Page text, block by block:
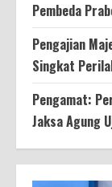
Pembeda
Pengajian
Singkat
Pengamat:
Jaksa Agung